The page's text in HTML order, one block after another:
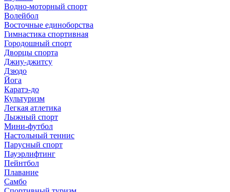
Водно-моторный спорт
Волейбол
Восточные единоборства
Гимнастика спортивная
Городошный спорт
Дворцы спорта
Джиу-джитсу
Дзюдо
Йога
Каратэ-до
Культуризм
Легкая атлетика
Лыжный спорт
Мини-футбол
Настольный теннис
Парусный спорт
Пауэрлифтинг
Пейнтбол
Плавание
Самбо